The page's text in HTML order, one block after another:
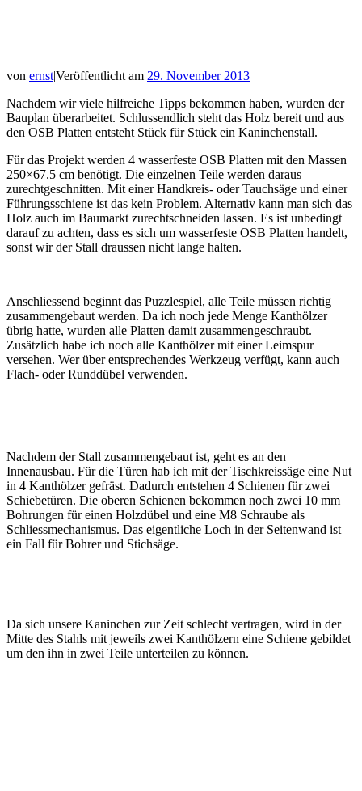
von ernst|Veröffentlicht am 29. November 2013
Nachdem wir viele hilfreiche Tipps bekommen haben, wurden der
Bauplan überarbeitet. Schlussendlich steht das Holz bereit und aus
den OSB Platten entsteht Stück für Stück ein Kaninchenstall.
Für das Projekt werden 4 wasserfeste OSB Platten mit den Massen
250×67.5 cm benötigt. Die einzelnen Teile werden daraus
zurechtgeschnitten. Mit einer Handkreis- oder Tauchsäge und einer
Führungsschiene ist das kein Problem. Alternativ kann man sich das
Holz auch im Baumarkt zurechtschneiden lassen. Es ist unbedingt
darauf zu achten, dass es sich um wasserfeste OSB Platten handelt,
sonst wir der Stall draussen nicht lange halten.
Anschliessend beginnt das Puzzlespiel, alle Teile müssen richtig
zusammengebaut werden. Da ich noch jede Menge Kanthölzer
übrig hatte, wurden alle Platten damit zusammengeschraubt.
Zusätzlich habe ich noch alle Kanthölzer mit einer Leimspur
versehen. Wer über entsprechendes Werkzeug verfügt, kann auch
Flach- oder Runddübel verwenden.
Nachdem der Stall zusammengebaut ist, geht es an den
Innenausbau. Für die Türen hab ich mit der Tischkreissäge eine Nut
in 4 Kanthölzer gefräst. Dadurch entstehen 4 Schienen für zwei
Schiebetüren. Die oberen Schienen bekommen noch zwei 10 mm
Bohrungen für einen Holzdübel und eine M8 Schraube als
Schliessmechanismus. Das eigentliche Loch in der Seitenwand ist
ein Fall für Bohrer und Stichsäge.
Da sich unsere Kaninchen zur Zeit schlecht vertragen, wird in der
Mitte des Stahls mit jeweils zwei Kanthölzern eine Schiene gebildet
um den ihn in zwei Teile unterteilen zu können.